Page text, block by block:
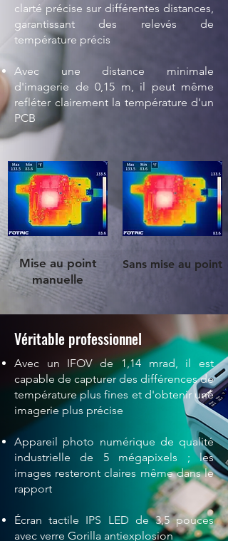
clarté précise sur différentes distances,
garantissant des relevés de
température précis
Avec une distance minimale
d'imagerie de 0,15 m, il peut même
refléter clairement la température d'un
PCB
Mise au point
manuelle
Sans mise au point
Véritable professionnel
Avec un IFOV de 1,14 mrad, il est
capable de capturer des différences de
température plus fines et d'obtenir une
imagerie plus précise
Appareil photo numérique de qualité
industrielle de 5 mégapixels ; les
images resteront claires même dans le
rapport
Écran tactile IPS LED de 3,5 pouces
avec verre Gorilla antiexplosion